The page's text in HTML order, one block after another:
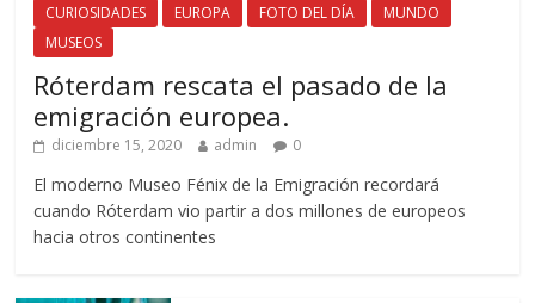
CURIOSIDADES EUROPA FOTO DEL DÍA
MUNDO
MUSEOS
Róterdam rescata el pasado de la
emigración europea.
diciembre 15, 2020 admin 0
El moderno Museo Fénix de la Emigración recordará
cuando Róterdam vio partir a dos millones de europeos
hacia otros continentes